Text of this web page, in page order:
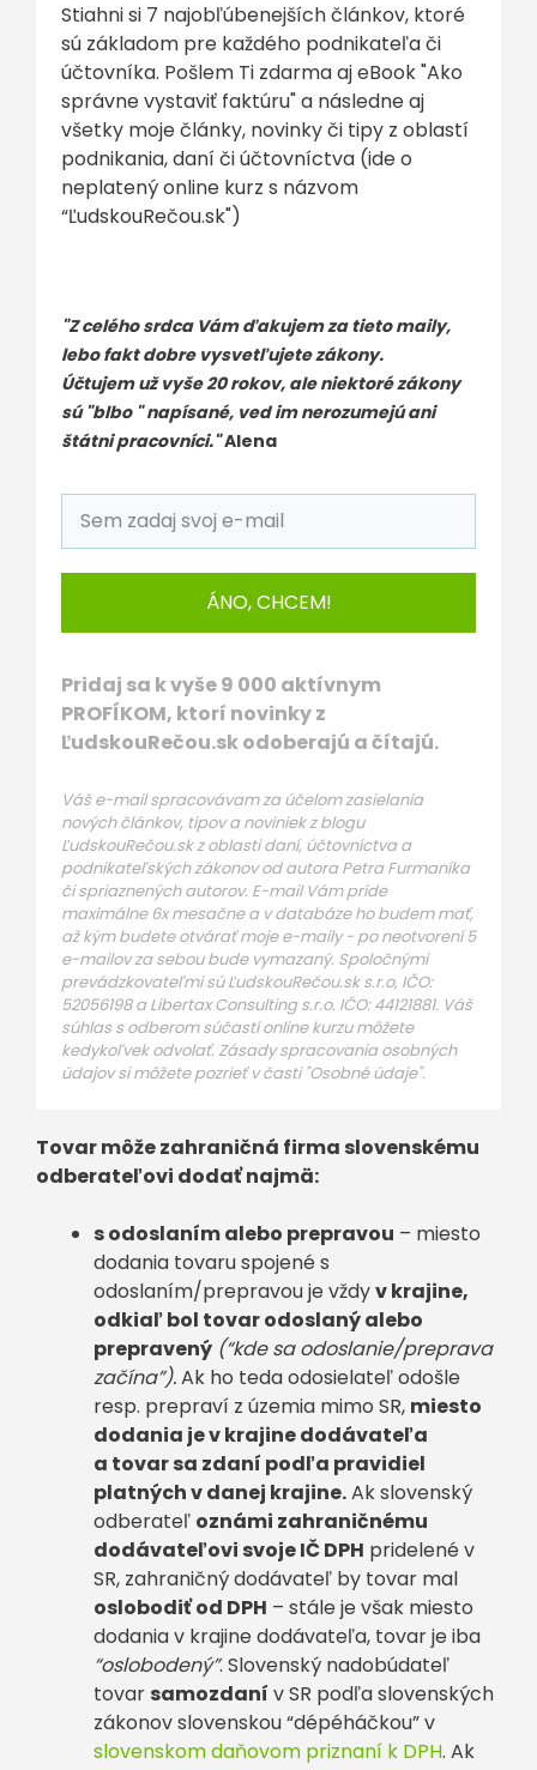
Stiahni si 7 najobľúbenejších článkov, ktoré
sú základom pre každého podnikateľa či
účtovníka. Pošlem Ti zdarma aj eBook "Ako
správne vystaviť faktúru" a následne aj
všetky moje články, novinky či tipy z oblastí
podnikania, daní či účtovníctva (ide o
neplatený online kurz s názvom
“ĽudskouRečou.sk")
"Z celého srdca Vám ďakujem za tieto maily,
lebo fakt dobre vysvetľujete zákony.
Účtujem už vyše 20 rokov, ale niektoré zákony
sú "blbo " napísané, ved im nerozumejú ani
štátni pracovníci."Alena
ÁNO, CHCEM!
Pridaj sa k vyše 9 000 aktívnym
PROFÍKOM, ktorí novinky z
ĽudskouRečou.sk odoberajú a čítajú.
Váš e-mail spracovávam za účelom zasielania
nových článkov, tipov a noviniek z blogu
ĽudskouRečou.sk z oblasti daní, účtovníctva a
podnikateľských zákonov od autora Petra Furmaníka
či spriaznených autorov. E-mail Vám príde
maximálne 6x mesačne a v databáze ho budem mať,
až kým budete otvárať moje e-maily - po neotvorení 5
e-mailov za sebou bude vymazaný. Spoločnými
prevádzkovateľmi sú ĽudskouRečou.sk s.r.o, IČO:
52056198 a Libertax Consulting s.r.o. IČO: 44121881. Váš
súhlas s odberom súčastí online kurzu môžete
kedykoľvek odvolať. Zásady spracovania osobných
údajov si môžete pozrieť v časti "Osobné údaje".
Tovar môže zahraničná firma slovenskému
odberateľovi dodať najmä:
s odoslaním alebo prepravou – miesto
dodania tovaru spojené s
odoslaním/prepravou je vždyv krajine,
odkiaľ bol tovar odoslaný alebo
prepravený (“kde sa odoslanie/preprava
začína”).Ak ho teda odosielateľ odošle
resp. prepraví z územia mimo SR, miesto
dodania je v krajine dodávateľa
a tovar sa zdaní podľa pravidiel
platných v danej krajine.Ak slovenský
odberateľ oznámi zahraničnému
dodávateľovi svoje IČ DPH pridelené v
SR, zahraničný dodávateľ by tovar mal
oslobodiť od DPH – stále je však miesto
dodania v krajine dodávateľa, tovar je iba
“oslobodený”. Slovenský nadobúdateľ
tovar samozdaní v SR podľa slovenských
zákonov slovenskou “dépéháčkou” v
slovenskom daňovom priznaní k DPH. Ak